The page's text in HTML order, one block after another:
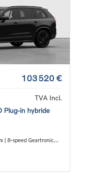
103 520 €
TVA Incl.
Plug-in hybride
| 8-speed Geartronic™